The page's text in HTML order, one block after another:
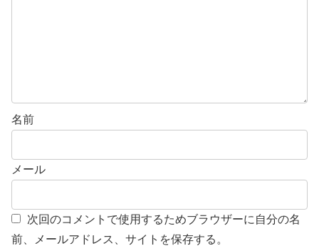
名前
メール
次回のコメントで使用するためブラウザーに自分の名
前、メールアドレス、サイトを保存する。